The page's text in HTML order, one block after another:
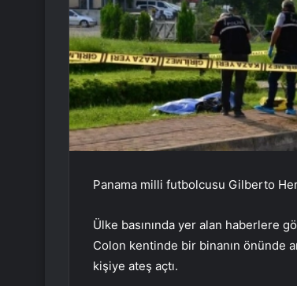
Panama milli futbolcusu Gilberto
Ülke basınında yer alan haberlere
Colon kentinde bir binanın önünde
kişiye ateş açtı.